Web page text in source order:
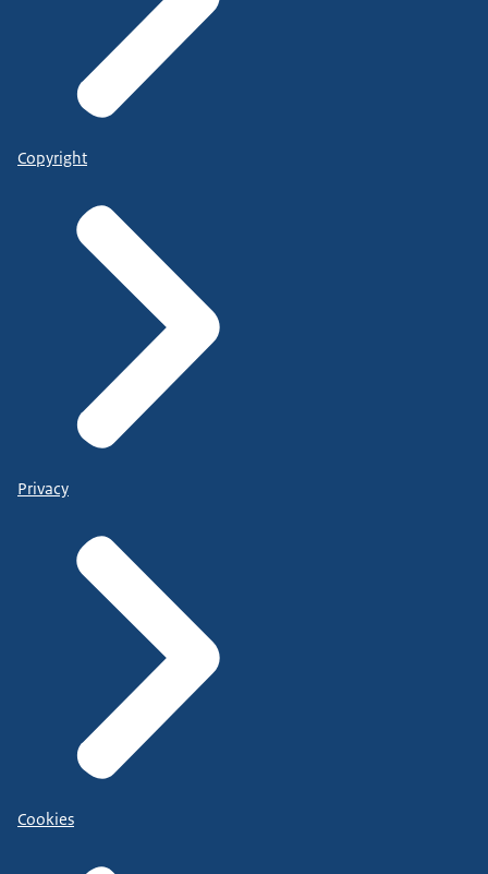
Copyright
Privacy
Cookies